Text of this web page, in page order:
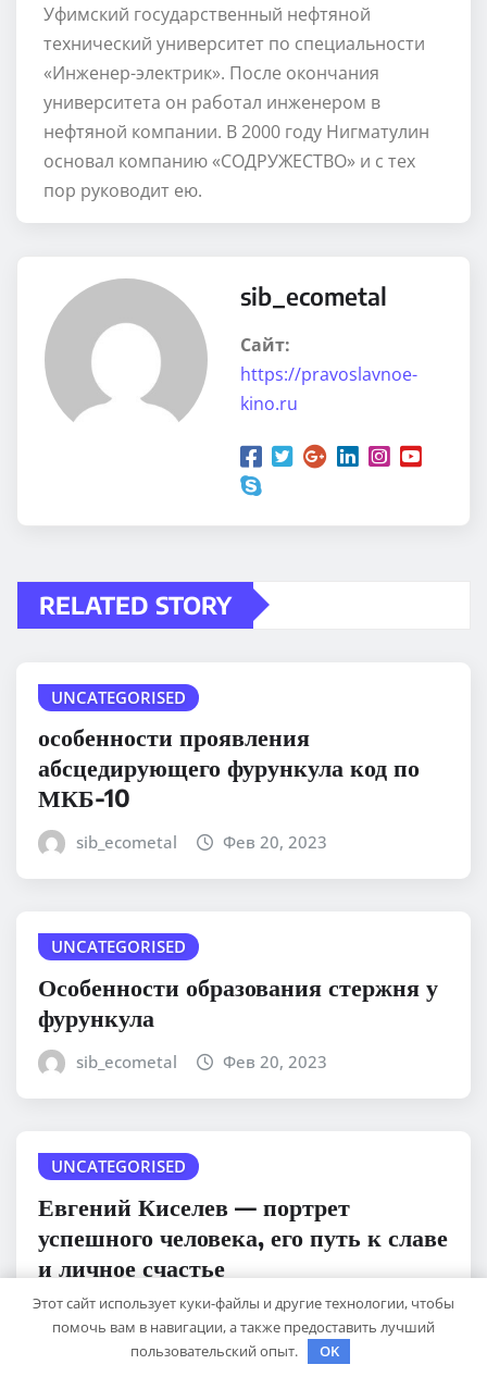
Уфимский государственный нефтяной
технический университет по специальности
«Инженер-электрик». После окончания
университета он работал инженером в
нефтяной компании. В 2000 году Нигматулин
основал компанию «СОДРУЖЕСТВО» и с тех
пор руководит ею.
sib_ecometal
Сайт:
https://pravoslavnoe-
kino.ru
RELATED STORY
UNCATEGORISED
особенности проявления
абсцедирующего фурункула код по
МКБ-10
sib_ecometal Фев 20, 2023
UNCATEGORISED
Особенности образования стержня у
фурункула
sib_ecometal Фев 20, 2023
UNCATEGORISED
Евгений Киселев — портрет
успешного человека, его путь к славе
и личное счастье
sib_ecometal Фев 20, 2023
Этот сайт использует куки-файлы и другие технологии, чтобы
помочь вам в навигации, а также предоставить лучший
пользовательский опыт.
OK